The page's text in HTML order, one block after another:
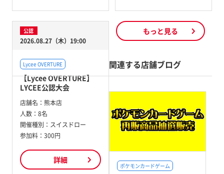
公認
2026.08.27（木）19:00
Lycee OVERTURE
【Lycee OVERTURE】
LYCEE公認大会
店舗名： 熊本店
人数： 8名
開催種別： スイスドロー
参加料： 300円
詳細
もっと見る
関連する店舗ブログ
ポケモンカードゲーム